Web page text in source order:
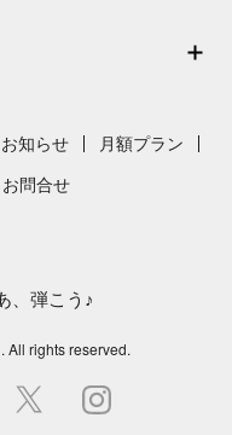
お知らせ 月額プラン
お問合せ
、弾こう♪
All rights reserved.